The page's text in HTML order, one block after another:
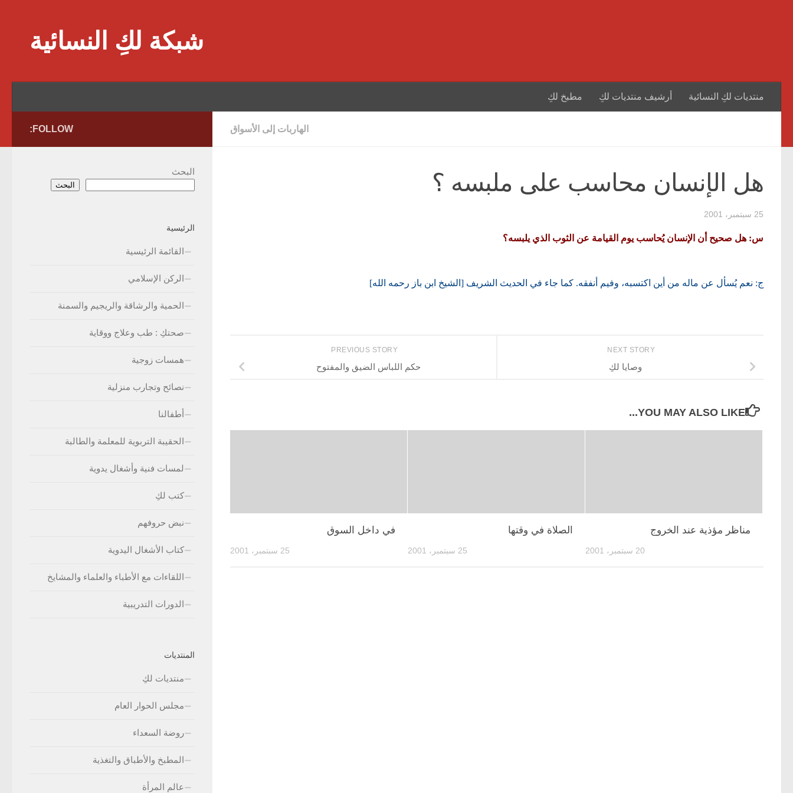
شبكة لكِ النسائية
منتديات لكِ النسائية أرشيف منتديات لكِ مطبخ لكِ
الهاربات إلى الأسواق
هل الإنسان محاسب على ملبسه ؟
25 سبتمبر، 2001
س: هل صحيح أن الإنسان يُحاسب يوم القيامة عن الثوب الذي يلبسه؟
ج: نعم يُسأل عن ماله من أين اكتسبه، وفيم أنفقه. كما جاء في الحديث الشريف [الشيخ ابن باز رحمه الله]
NEXT STORY
وصايا لكِ
PREVIOUS STORY
حكم اللباس الضيق والمفتوح
YOU MAY ALSO LIKE...
في داخل السوق
25 سبتمبر، 2001
الصلاة في وقتها
25 سبتمبر، 2001
مناظر مؤذية عند الخروج
20 سبتمبر، 2001
FOLLOW:
البحث
البحث
الرئيسية
القائمة الرئيسية
الركن الإسلامي
الحمية والرشاقة والريجيم والسمنة
صحتكِ : طب وعلاج ووقاية
همسات زوجية
نصائح وتجارب منزلية
أطفالنا
الحقيبة التربوية للمعلمة والطالبة
لمسات فنية وأشغال يدوية
كتب لكِ
نبض حروفهم
كتاب الأشغال اليدوية
اللقاءات مع الأطباء والعلماء والمشايخ
الدورات التدريبية
المنتديات
منتديات لكِ
مجلس الحوار العام
روضة السعداء
المطبخ والأطباق والتغذية
عالم المرأة